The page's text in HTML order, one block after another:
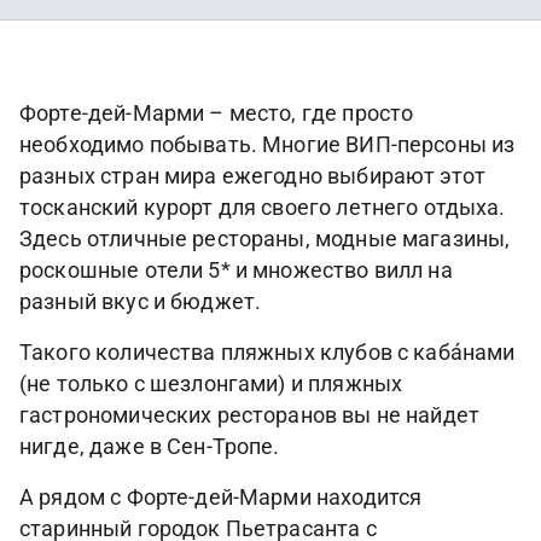
Форте-дей-Марми – место, где просто
необходимо побывать. Многие ВИП-персоны из
разных стран мира ежегодно выбирают этот
тосканский курорт для своего летнего отдыха.
Здесь отличные рестораны, модные магазины,
роскошные отели 5* и множество вилл на
разный вкус и бюджет.
Такого количества пляжных клубов с кабáнами
(не только с шезлонгами) и пляжных
гастрономических ресторанов вы не найдет
нигде, даже в Сен-Тропе.
А рядом с Форте-дей-Марми находится
старинный городок Пьетрасанта с